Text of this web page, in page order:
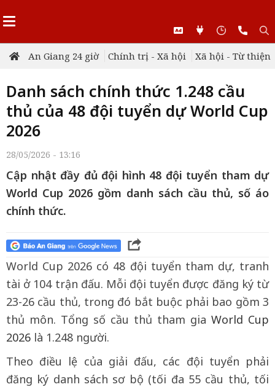
An Giang 24 giờ Chính trị - Xã hội Xã hội - Từ thiện
Danh sách chính thức 1.248 cầu
thủ của 48 đội tuyển dự World Cup
2026
28/05/2026 - 13:16
Cập nhật đầy đủ đội hình 48 đội tuyển tham dự
World Cup 2026 gồm danh sách cầu thủ, số áo
chính thức.
World Cup 2026 có 48 đội tuyển tham dự, tranh
tài ở 104 trận đấu. Mỗi đội tuyển được đăng ký từ
23-26 cầu thủ, trong đó bắt buộc phải bao gồm 3
thủ môn. Tổng số cầu thủ tham gia World Cup
2026 là 1.248 người.
Theo điều lệ của giải đấu, các đội tuyển phải
đăng ký danh sách sơ bộ (tối đa 55 cầu thủ, tối